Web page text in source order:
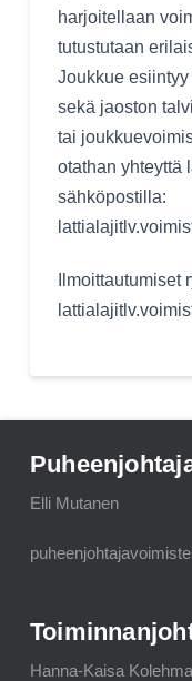
harjoitellaan
tutustutaan
Joukkue
sekä jaoston
tai
otathan yhteyttä
sähköpostilla:
Elli Mutanen
Hanna-Kaisa